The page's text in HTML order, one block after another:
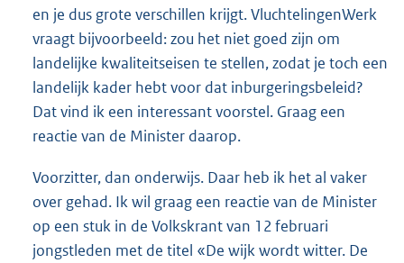
en je dus grote verschillen krijgt. VluchtelingenWerk
vraagt bijvoorbeeld: zou het niet goed zijn om
landelijke kwaliteitseisen te stellen, zodat je toch een
landelijk kader hebt voor dat inburgeringsbeleid?
Dat vind ik een interessant voorstel. Graag een
reactie van de Minister daarop.
Voorzitter, dan onderwijs. Daar heb ik het al vaker
over gehad. Ik wil graag een reactie van de Minister
op een stuk in de Volkskrant van 12 februari
jongstleden met de titel «De wijk wordt witter. De